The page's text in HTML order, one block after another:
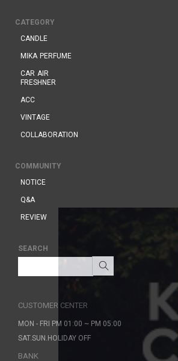
CATEGORY
CANDLE
MIKA PERFUME
CAR AIR
FRESHNER
ACC
VINTAGE
COLLABORATION
COMMUNITY
NOTICE
Q&A
REVIEW
SEARCH
CUSTOMER CENTER
MON - FRI PM 01:00 ~ PM 05:00
SAT.SUN.HOLIDAY OFF
BANK